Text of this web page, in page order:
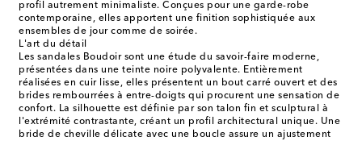
profil autrement minimaliste. Conçues pour une garde-robe
contemporaine, elles apportent une finition sophistiquée aux
ensembles de jour comme de soirée.
L'art du détail
Les sandales Boudoir sont une étude du savoir-faire moderne,
présentées dans une teinte noire polyvalente. Entièrement
réalisées en cuir lisse, elles présentent un bout carré ouvert et des
brides rembourrées à entre-doigts qui procurent une sensation de
confort. La silhouette est définie par son talon fin et sculptural à
l'extrémité contrastante, créant un profil architectural unique. Une
bride de cheville délicate avec une boucle assure un ajustement